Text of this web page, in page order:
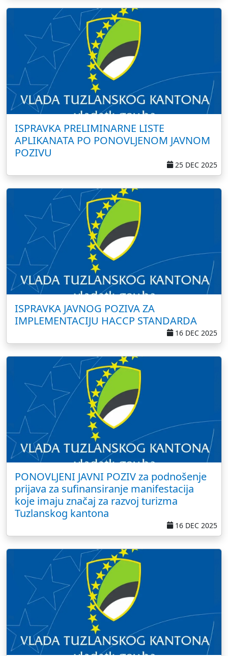
ISPRAVKA PRELIMINARNE LISTE
APLIKANATA PO PONOVLJENOM JAVNOM
POZIVU
25 DEC 2025
ISPRAVKA JAVNOG POZIVA ZA
IMPLEMENTACIJU HACCP STANDARDA
16 DEC 2025
PONOVLJENI JAVNI POZIV za podnošenje
prijava za sufinansiranje manifestacija
koje imaju značaj za razvoj turizma
Tuzlanskog kantona
16 DEC 2025